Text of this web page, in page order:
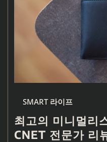
SMART 라이프
최고의 미니멀리
CNET 전문가 리